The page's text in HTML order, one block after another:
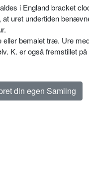
i England bracket
uret undertiden
bemalet træ. Ure
K. er også fremstillet
din egen Samling